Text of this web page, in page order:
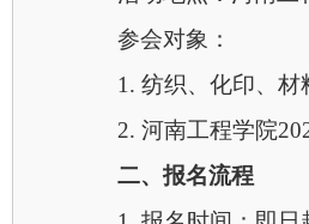
参会对象：
1. 纺织、化印、
2. 河南工程学院
二、报名流程